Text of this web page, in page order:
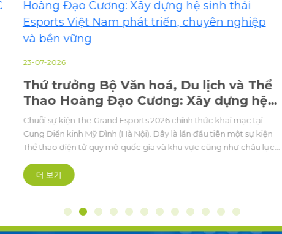
23-07-2026
Thứ trưởng Bộ Văn hoá, Du lịch và Thể
Thao Hoàng Đạo Cương: Xây dựng hệ
sinh thái Esports Việt Nam phát triển,
chuyên nghiệp và bền vững
Chuỗi sự kiện The Grand Esports 2026 chính thức khai mạc tại
Cung Điền kinh Mỹ Đình (Hà Nội). Đây là lần đầu tiên một sự kiện
Thể thao điện tử quy mô quốc gia và khu vực cũng như châu lục,
hướng chuyên nghiệp hóa sâu sắc.
더 보기